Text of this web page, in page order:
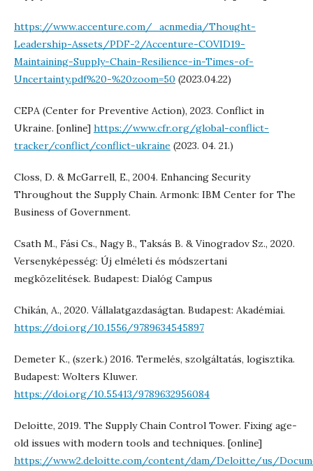
https://www.accenture.com/_acnmedia/Thought-
Leadership-Assets/PDF-2/Accenture-COVID19-
Maintaining-Supply-Chain-Resilience-in-Times-of-
Uncertainty.pdf%20-%20zoom=50 (2023.04.22)
CEPA (Center for Preventive Action), 2023. Conflict in
Ukraine. [online] https://www.cfr.org/global-conflict-
tracker/conflict/conflict-ukraine (2023. 04. 21.)
Closs, D. & McGarrell, E., 2004. Enhancing Security
Throughout the Supply Chain. Armonk: IBM Center for The
Business of Government.
Csath M., Fási Cs., Nagy B., Taksás B. & Vinogradov Sz., 2020.
Versenyképesség: Új elméleti és módszertani
megközelítések. Budapest: Dialóg Campus
Chikán, A., 2020. Vállalatgazdaságtan. Budapest: Akadémiai.
https://doi.org/10.1556/9789634545897
Demeter K., (szerk.) 2016. Termelés, szolgáltatás, logisztika.
Budapest: Wolters Kluwer.
https://doi.org/10.55413/9789632956084
Deloitte, 2019. The Supply Chain Control Tower. Fixing age-
old issues with modern tools and techniques. [online]
https://www2.deloitte.com/content/dam/Deloitte/us/